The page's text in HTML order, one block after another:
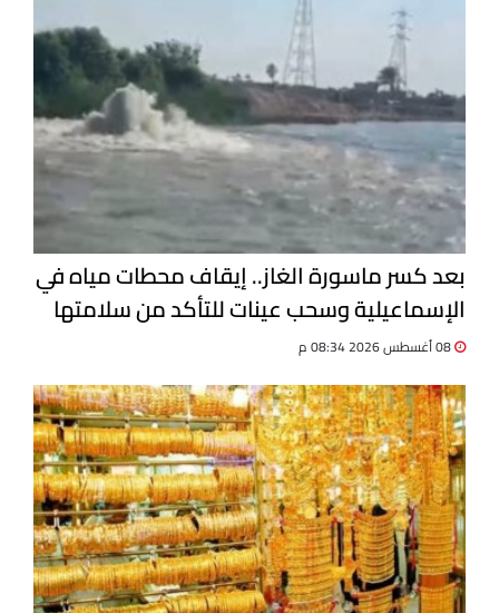
بعد كسر ماسورة الغاز.. إيقاف محطات مياه في
الإسماعيلية وسحب عينات للتأكد من سلامتها